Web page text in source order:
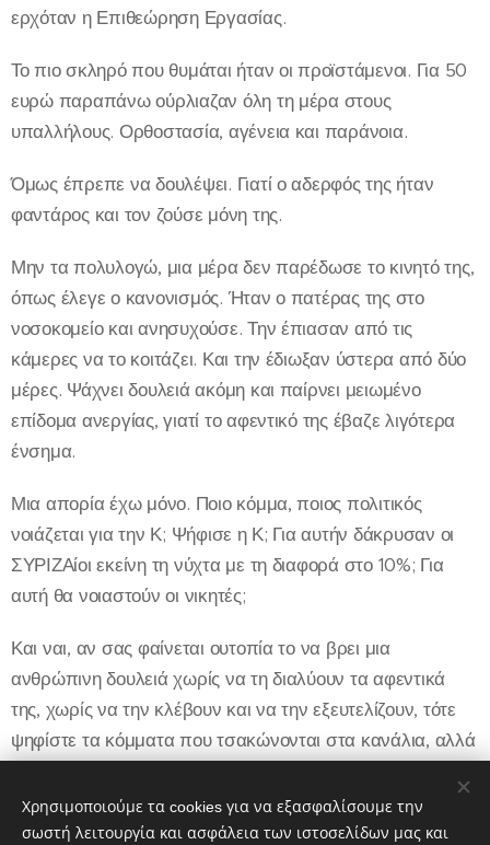
ερχόταν η Επιθεώρηση Εργασίας.
Το πιο σκληρό που θυμάται ήταν οι προϊστάμενοι. Για 50
ευρώ παραπάνω ούρλιαζαν όλη τη μέρα στους
υπαλλήλους. Ορθοστασία, αγένεια και παράνοια.
Όμως έπρεπε να δουλέψει. Γιατί ο αδερφός της ήταν
φαντάρος και τον ζούσε μόνη της.
Μην τα πολυλογώ, μια μέρα δεν παρέδωσε το κινητό της,
όπως έλεγε ο κανονισμός. Ήταν ο πατέρας της στο
νοσοκομείο και ανησυχούσε. Την έπιασαν από τις
κάμερες να το κοιτάζει. Και την έδιωξαν ύστερα από δύο
μέρες. Ψάχνει δουλειά ακόμη και παίρνει μειωμένο
επίδομα ανεργίας, γιατί το αφεντικό της έβαζε λιγότερα
ένσημα.
Μια απορία έχω μόνο. Ποιο κόμμα, ποιος πολιτικός
νοιάζεται για την Κ; Ψήφισε η Κ; Για αυτήν δάκρυσαν οι
ΣΥΡΙΖΑίοι εκείνη τη νύχτα με τη διαφορά στο 10%; Για
αυτή θα νοιαστούν οι νικητές;
Και ναι, αν σας φαίνεται ουτοπία το να βρει μια
ανθρώπινη δουλειά χωρίς να τη διαλύουν τα αφεντικά
της, χωρίς να την κλέβουν και να την εξευτελίζουν, τότε
ψηφίστε τα κόμματα που τσακώνονται στα κανάλια, αλλά
ανένταχτοι αριστεροί που θα στηρίξουμε ΚΚΕ, γιατί
ακριβώς το ΚΚΕ υπερασπίζεται την Κ...
Χρησιμοποιούμε τα cookies για να εξασφαλίσουμε την
σωστή λειτουργία και ασφάλεια των ιστοσελίδων μας και